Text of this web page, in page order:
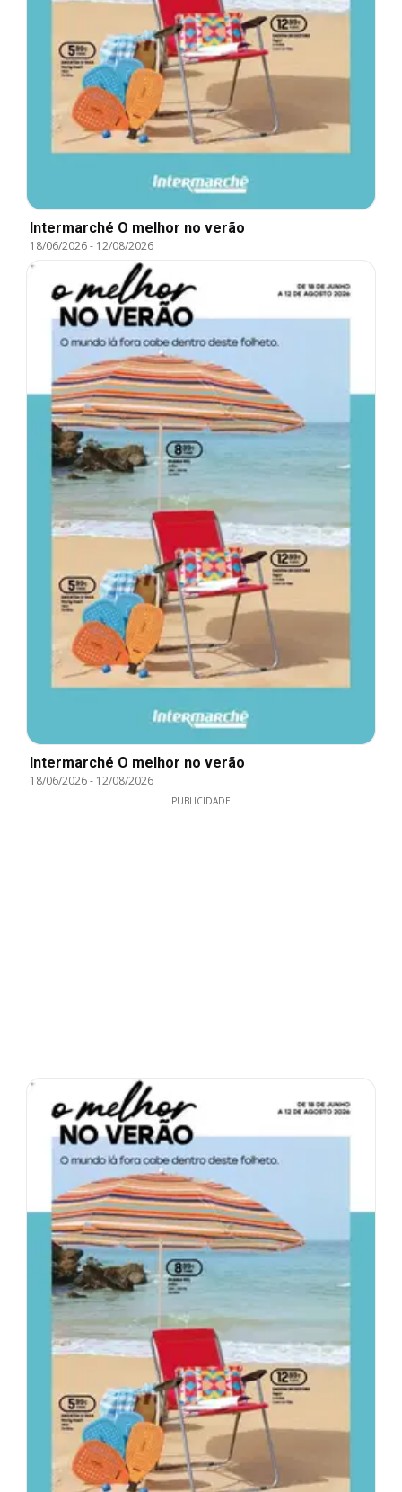
Intermarché O melhor no verão
18/06/2026- 12/08/2026
Intermarché O melhor no verão
18/06/2026- 12/08/2026
PUBLICIDADE